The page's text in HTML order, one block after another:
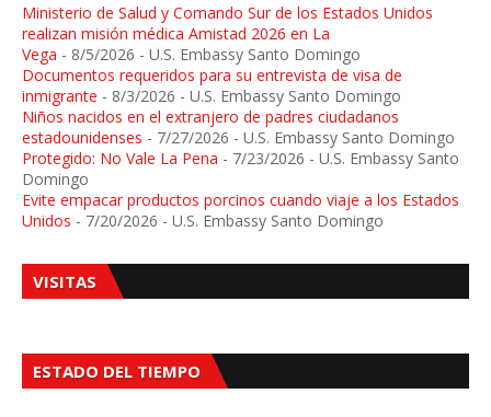
Ministerio de Salud y Comando Sur de los Estados Unidos
realizan misión médica Amistad 2026 en La
Vega - 8/5/2026 - U.S. Embassy Santo Domingo
Documentos requeridos para su entrevista de visa de
inmigrante - 8/3/2026 - U.S. Embassy Santo Domingo
Niños nacidos en el extranjero de padres ciudadanos
estadounidenses - 7/27/2026 - U.S. Embassy Santo Domingo
Protegido: No Vale La Pena - 7/23/2026 - U.S. Embassy Santo
Domingo
Evite empacar productos porcinos cuando viaje a los Estados
Unidos - 7/20/2026 - U.S. Embassy Santo Domingo
VISITAS
ESTADO DEL TIEMPO